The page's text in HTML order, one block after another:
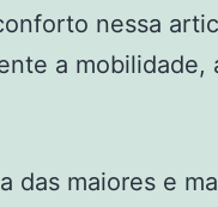
nessa
a
das maiores e